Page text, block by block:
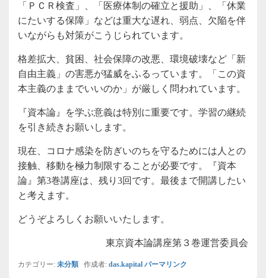
「ＰＣＲ検査」、「医療体制の確立と援助」、「休業
にたいする保障」などは重大な遅れ、弱点、欠陥を伴
いながらも対策がこうじられています。
格差拡大、貧困、社会保障の改悪、環境破壊など「新
自由主義」の害悪が猛威をふるっています。「この資
本主義のままでいいのか」が厳しく問われています。
『資本論』を学ぶ意義は特別に重要です。学習の継続
を引き続きお願いします。
現在、コロナ感染を防ぎいのちを守るためには人との
接触、移動を極力制限することが必要です。『資本
論』第3巻講座は、残り3回です。最後まで開講したい
と考えます。
どうぞよろしくお願いいたします。
東京資本論講座第３巻運営委員会
カテゴリー: 未分類 作成者: das.kapital パーマリンク